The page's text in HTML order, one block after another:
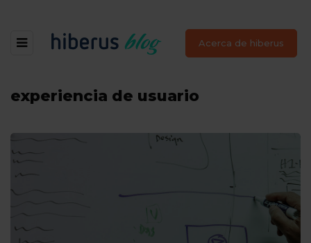
Acerca de hiberus
experiencia de usuario